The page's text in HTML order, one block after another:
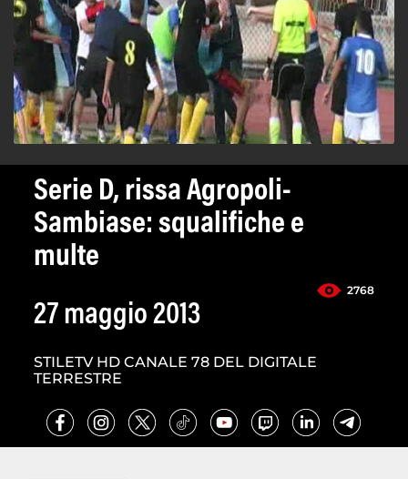
Serie D, rissa Agropoli-
Sambiase: squalifiche e
multe
2768
27 maggio 2013
STILETV HD CANALE 78 DEL DIGITALE
TERRESTRE